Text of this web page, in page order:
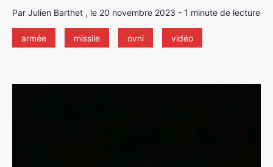
Par Julien Barthet , le 20 novembre 2023 - 1 minute de lecture
armée missile ovni vidéo